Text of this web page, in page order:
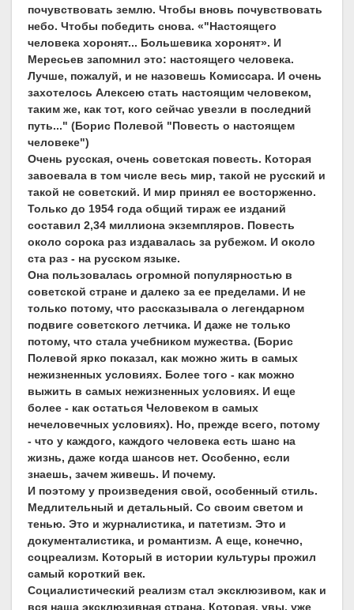
почувствовать землю. Чтобы вновь почувствовать
небо. Чтобы победить снова. «"Настоящего
человека хоронят... Большевика хоронят». И
Мересьев запомнил это: настоящего человека.
Лучше, пожалуй, и не назовешь Комиссара. И очень
захотелось Алексею стать настоящим человеком,
таким же, как тот, кого сейчас увезли в последний
путь..." (Борис Полевой "Повесть о настоящем
человеке")
Очень русская, очень советская повесть. Которая
завоевала в том числе весь мир, такой не русский и
такой не советский. И мир принял ее восторженно.
Только до 1954 года общий тираж ее изданий
составил 2,34 миллиона экземпляров. Повесть
около сорока раз издавалась за рубежом. И около
ста раз - на русском языке.
Она пользовалась огромной популярностью в
советской стране и далеко за ее пределами. И не
только потому, что рассказывала о легендарном
подвиге советского летчика. И даже не только
потому, что стала учебником мужества. (Борис
Полевой ярко показал, как можно жить в самых
нежизненных условиях. Более того - как можно
выжить в самых нежизненных условиях. И еще
более - как остаться Человеком в самых
нечеловечных условиях). Но, прежде всего, потому
- что у каждого, каждого человека есть шанс на
жизнь, даже когда шансов нет. Особенно, если
знаешь, зачем живешь. И почему.
И поэтому у произведения свой, особенный стиль.
Медлительный и детальный. Со своим светом и
тенью. Это и журналистика, и патетизм. Это и
документалистика, и романтизм. А еще, конечно,
соцреализм. Который в истории культуры прожил
самый короткий век.
Социалистический реализм стал эксклюзивом, как и
вся наша эксклюзивная страна. Которая, увы, уже